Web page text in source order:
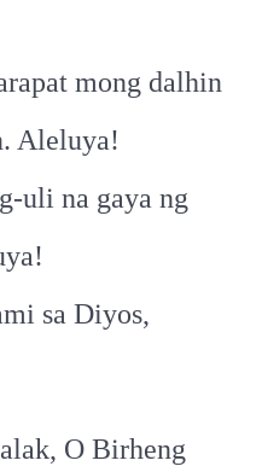
mong dalhin
Aleluya!
uli na gaya ng
sa Diyos,
O Birheng